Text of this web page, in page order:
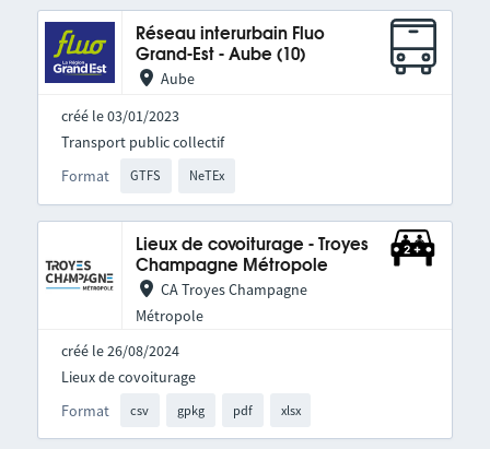
Réseau interurbain Fluo
Grand-Est - Aube (10)
Aube
créé le 03/01/2023
Format GTFS NeTEx
Transport public collectif
Lieux de covoiturage - Troyes
Champagne Métropole
CA Troyes Champagne
Métropole
créé le 26/08/2024
Format csv gpkg pdf xlsx
Lieux de covoiturage